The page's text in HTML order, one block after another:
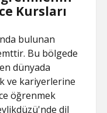
Kursları
bulunan
Bu bölgede
dünyada
ve kariyerlerine
öğrenmek
dil